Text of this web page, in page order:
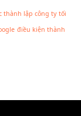
thành lập công ty tối
điều kiện thành